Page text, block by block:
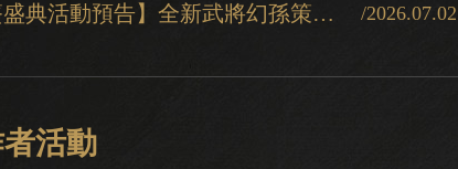
【#三國殺無憾季|福簽盛典活動預告】全新武將幻孫策登場，中獎概率最高提升至2.5倍！橫掃江東，霸王再 /2026.07.02
活動